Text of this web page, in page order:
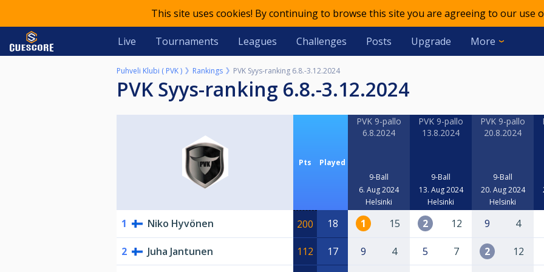
This site uses cookies! By continuing to browse this site you are agreeing to our use
Live Tournaments Leagues Challenges Posts Upgrade More
Puhveli Klubi ( PVK ) Rankings PVK Syys-ranking 6.8.-3.12.2024
PVK Syys-ranking 6.8.-3.12.2024
Pts Played
PVK 9-pallo
6.8.2024
9-Ball
6. Aug 2024
Helsinki
PVK 9-pallo
13.8.2024
9-Ball
13. Aug 2024
Helsinki
PVK 9-pallo
20.8.2024
9-Ball
20. Aug 2024
Helsinki
1 Niko Hyvönen 200 18 1 15 2 12 9 4
2 Juha Jantunen 112 17 9 4 5 7 2 12